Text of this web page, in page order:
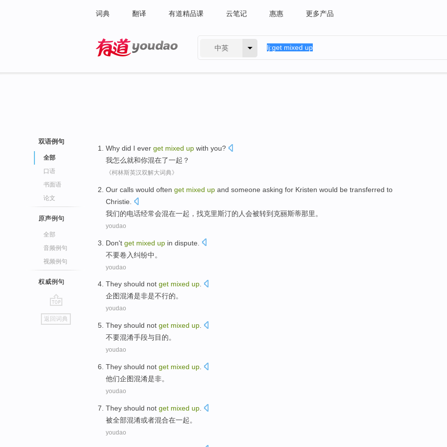
词典 翻译 有道精品课 云笔记 惠惠 更多产品
中英
双语例句
全部
口语
书面语
论文
原声例句
全部
音频例句
视频例句
权威例句
go
top
返回词典
Why did I ever get mixed up with you?
我怎么就和你混在了一起？
《柯林斯英汉双解大词典》
Our calls would often get mixed up and someone asking for Kristen would be transferred to
Christie
我们的电话经常会混在一起 ， 找克里斯汀的人会被转到克丽斯蒂那里。
youdao
Don't get mixed up in dispute
不要卷入纠纷中。
youdao
They should not get mixed up.
企图混淆是非是不行的。
youdao
They should not get mixed up
不要混淆手段与目的。
youdao
They should not get mixed up
他们企图混淆是非。
youdao
They should not get mixed up
被全部混淆或者混合在一起。
youdao